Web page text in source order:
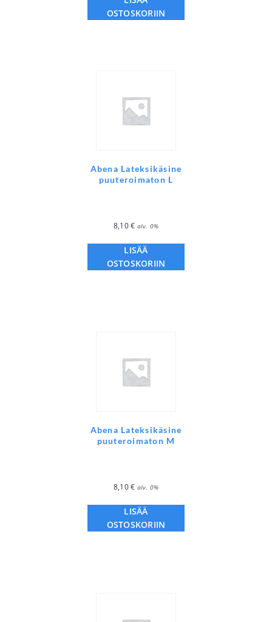
OSTOSKORIIN
Abena Lateksikäsine
puuteroimaton L
8,10€ alv. 0%
LISÄÄ
OSTOSKORIIN
Abena Lateksikäsine
puuteroimaton M
8,10€ alv. 0%
LISÄÄ
OSTOSKORIIN